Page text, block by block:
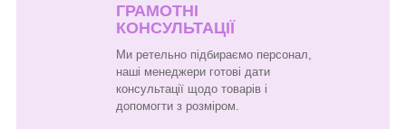
ГРАМОТНІ
КОНСУЛЬТАЦІЇ
Ми ретельно підбираємо персонал,
наші менеджери готові дати
консультації щодо товарів і
допомогти з розміром.